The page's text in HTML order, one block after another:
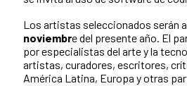
Los artistas seleccionados serán
noviembre del presente año. El
por especialistas del arte y la
artistas, curadores, escritores,
América Latina, Europa y otras